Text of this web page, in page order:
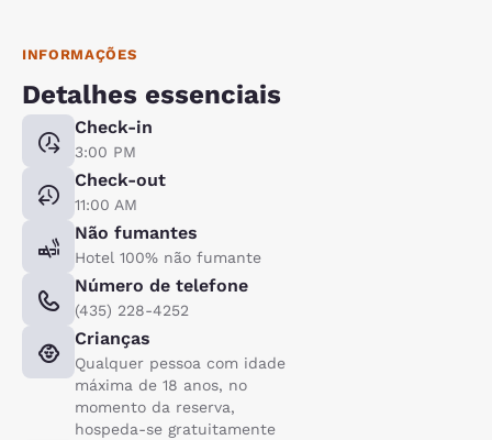
INFORMAÇÕES
Detalhes essenciais
Check-in
3:00 PM
Check-out
11:00 AM
Não fumantes
Hotel 100% não fumante
Número de telefone
(435) 228-4252
Crianças
Qualquer pessoa com idade
máxima de 18 anos, no
momento da reserva,
hospeda-se gratuitamente